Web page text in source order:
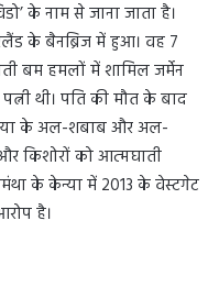
के नाम से जाना जाता है।
के बैनब्रिज में हुआ। वह 7
बम हमलों में शामिल जर्मेन
थी। पति की मौत के बाद
के अल-शबाब और अल-
किशोरों को आत्मघाती
के केन्या में 2013 के वेस्टगेट
है।